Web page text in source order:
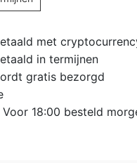
met
in termijnen
gratis bezorgd
18:00 besteld